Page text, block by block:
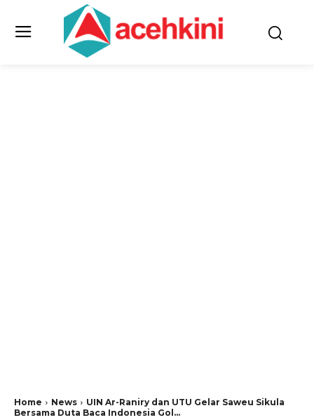
Home News
UIN Ar-Raniry dan UTU Gelar Saweu Sikula
Bersama Duta Baca Indonesia Gol...